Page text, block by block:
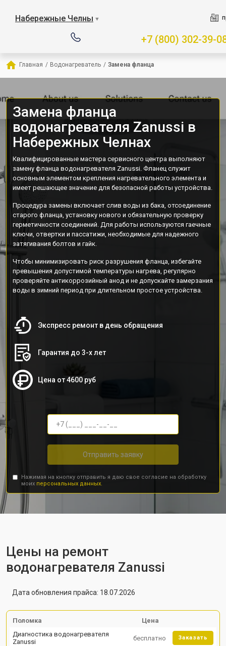
Набережные Челны ▼
+7 (800) 302-39-
Главная / Водонагреватель / Замена фланца
Замена фланца
водонагревателя Zanussi в
Набережных Челнах
Квалифицированные мастера сервисного центра выполняют
замену фланца водонагревателя Zanussi. Фланец служит
основным элементом крепления нагревательного элемента и
имеет решающее значение для безопасной работы устройства.
Процедура замены включает слив воды из бака, отсоединение
старого фланца, установку нового и обязательную проверку
герметичности соединений. Для работы используются гаечные
ключи, отвертки и пассатижи, необходимые для надежного
затягивания болтов и гайк.
Чтобы минимизировать риск разрушения фланца, избегайте
превышения допустимой температуры нагрева, регулярно
проверяйте антикоррозийный анод и не допускайте замерзания
воды в зимний период при длительном простое устройства.
Экспресс ремонт в день обращения
Гарантия до 3-х лет
Цена от 4600 руб
Отправить заявку
Нажимая на кнопку отправить я даю свое согласие на обработку
моих персональных данных.
Цены на ремонт
водонагревателя Zanussi
Дата обновления прайса: 18.07.2026
Поломка
Цена
Диагностика водонагревателя
Zanussi
бесплатно Заказать